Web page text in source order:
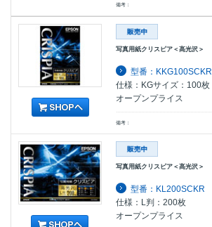
備考：
写真用紙クリスピア＜高光沢＞
型番：KKG100SCKR
仕様：KGサイズ：100枚
オープンプライス
備考：
写真用紙クリスピア＜高光沢＞
型番：KL200SCKR
仕様：L判：200枚
オープンプライス